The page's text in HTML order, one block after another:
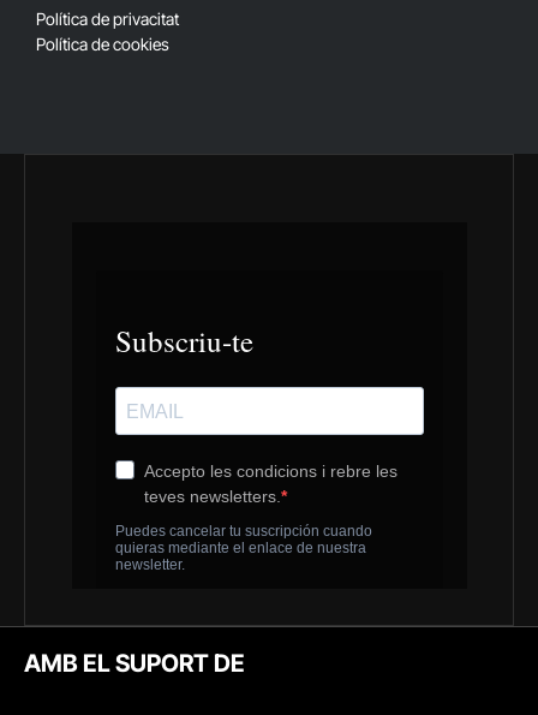
Política de privacitat
Política de cookies
AMB EL SUPORT DE